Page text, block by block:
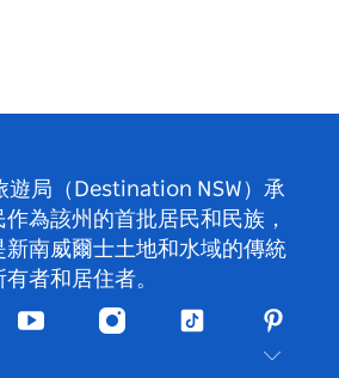
遊局（Destination NSW）承
為該州的首批居民和民族，
新南威爾士土地和水域的傳統
有者和居住者。
Youtube Instagram
抖